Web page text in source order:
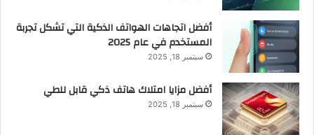
أفضل اتجاهات الهواتف الذكية التي تشكل تجربة
المستخدم في عام 2025
سبتمبر 18, 2025
أفضل مزايا امتلاك هاتف ذكي قابل للطي
سبتمبر 18, 2025